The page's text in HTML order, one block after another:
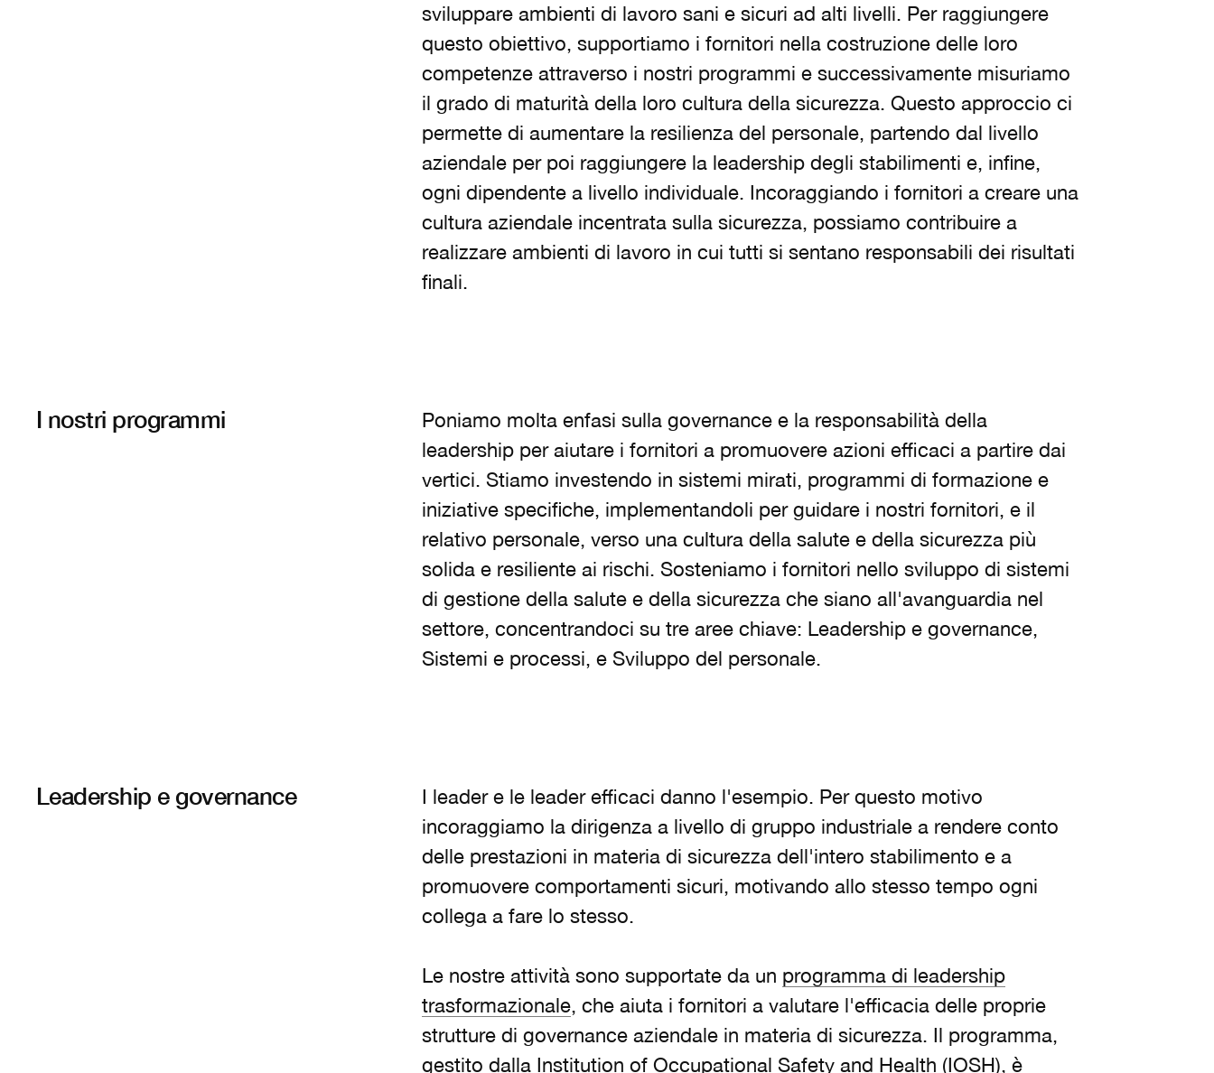
sviluppare ambienti di lavoro sani e sicuri ad alti livelli. Per raggiungere
questo obiettivo, supportiamo i fornitori nella costruzione delle loro
competenze attraverso i nostri programmi e successivamente misuriamo
il grado di maturità della loro cultura della sicurezza. Questo approccio ci
permette di aumentare la resilienza del personale, partendo dal livello
aziendale per poi raggiungere la leadership degli stabilimenti e, infine,
ogni dipendente a livello individuale. Incoraggiando i fornitori a creare una
cultura aziendale incentrata sulla sicurezza, possiamo contribuire a
realizzare ambienti di lavoro in cui tutti si sentano responsabili dei risultati
finali.
I nostri programmi
Poniamo molta enfasi sulla governance e la responsabilità della
leadership per aiutare i fornitori a promuovere azioni efficaci a partire dai
vertici. Stiamo investendo in sistemi mirati, programmi di formazione e
iniziative specifiche, implementandoli per guidare i nostri fornitori, e il
relativo personale, verso una cultura della salute e della sicurezza più
solida e resiliente ai rischi. Sosteniamo i fornitori nello sviluppo di sistemi
di gestione della salute e della sicurezza che siano all'avanguardia nel
settore, concentrandoci su tre aree chiave: Leadership e governance,
Sistemi e processi, e Sviluppo del personale.
Leadership e governance
I leader e le leader efficaci danno l'esempio. Per questo motivo
incoraggiamo la dirigenza a livello di gruppo industriale a rendere conto
delle prestazioni in materia di sicurezza dell'intero stabilimento e a
promuovere comportamenti sicuri, motivando allo stesso tempo ogni
collega a fare lo stesso.
Le nostre attività sono supportate da un programma di leadership
trasformazionale, che aiuta i fornitori a valutare l'efficacia delle proprie
strutture di governance aziendale in materia di sicurezza. Il programma,
gestito dalla Institution of Occupational Safety and Health (IOSH), è